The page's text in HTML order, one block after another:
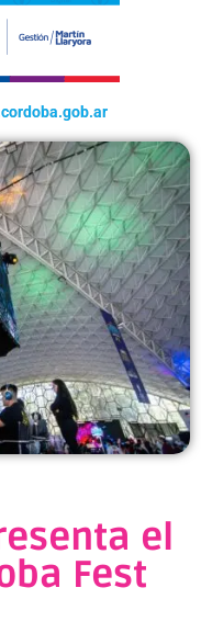
el
Fest